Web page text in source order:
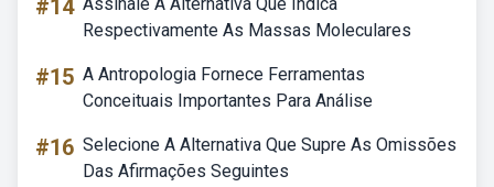
#14
Respectivamente As Massas Moleculares
#15 A Antropologia Fornece Ferramentas
Conceituais Importantes Para Análise
#16 Selecione A Alternativa Que Supre As Omissões
Das Afirmações Seguintes